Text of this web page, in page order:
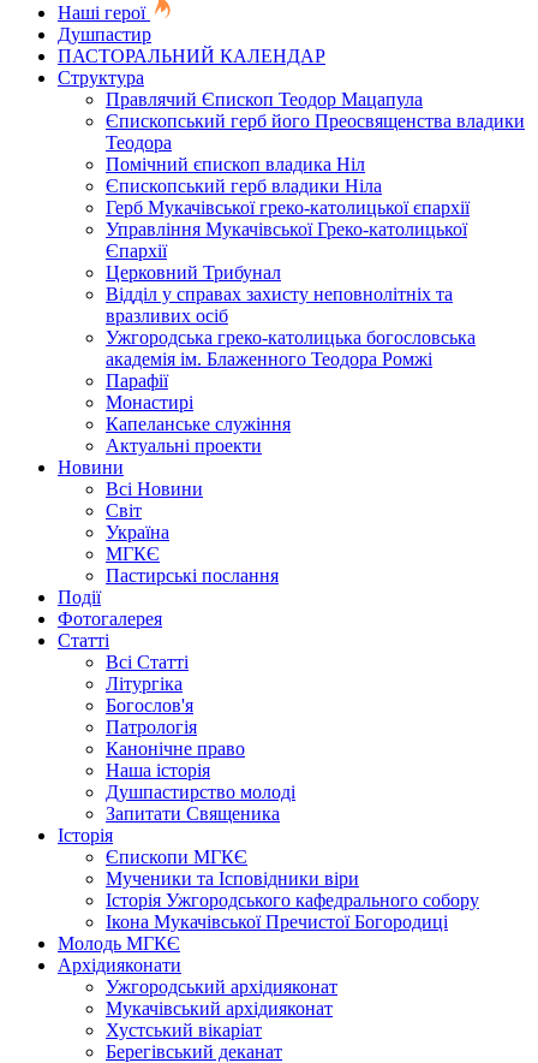
Наші герої
Душпастир
ПАСТОРАЛЬНИЙ КАЛЕНДАР
Структура
Правлячий Єпископ Теодор Мацапула
Єпископський герб його Преосвященства владики
Теодора
Помічний єпископ владика Ніл
Єпископський герб владики Ніла
Герб Мукачівської греко-католицької єпархії
Управління Мукачівської Греко-католицької
Єпархії
Церковний Трибунал
Відділ у справах захисту неповнолітніх та
вразливих осіб
Ужгородська греко-католицька богословська
академія ім. Блаженного Теодора Ромжі
Парафії
Монастирі
Капеланське служіння
Актуальні проекти
Новини
Всі Новини
Світ
Україна
МГКЄ
Пастирські послання
Події
Фотогалерея
Статті
Всі Статті
Літургіка
Богослов'я
Патрологія
Канонічне право
Наша історія
Душпастирство молоді
Запитати Священика
Історія
Єпископи МГКЄ
Мученики та Ісповідники віри
Історія Ужгородського кафедрального собору
Ікона Мукачівської Пречистої Богородиці
Молодь МГКЄ
Архідияконати
Ужгородський архідияконат
Мукачівський архідияконат
Хустський вікаріат
Берегівський деканат